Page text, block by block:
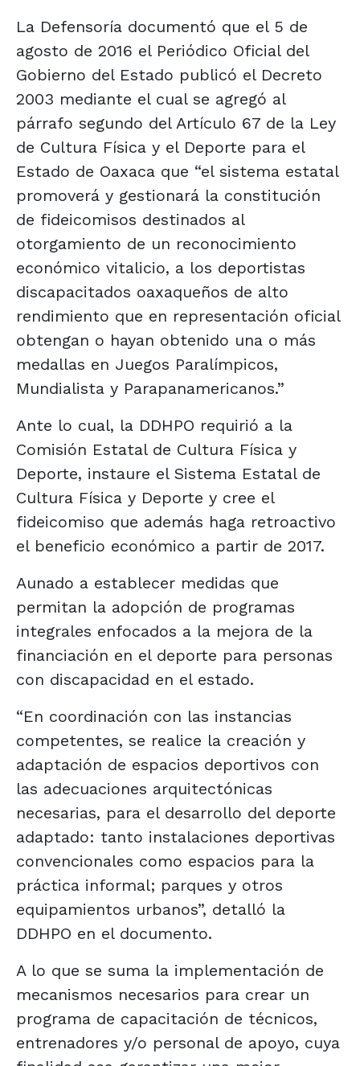
La Defensoría documentó que el 5 de
agosto de 2016 el Periódico Oficial del
Gobierno del Estado publicó el Decreto
2003 mediante el cual se agregó al
párrafo segundo del Artículo 67 de la Ley
de Cultura Física y el Deporte para el
Estado de Oaxaca que “el sistema estatal
promoverá y gestionará la constitución
de fideicomisos destinados al
otorgamiento de un reconocimiento
económico vitalicio, a los deportistas
discapacitados oaxaqueños de alto
rendimiento que en representación oficial
obtengan o hayan obtenido una o más
medallas en Juegos Paralímpicos,
Mundialista y Parapanamericanos.”
Ante lo cual, la DDHPO requirió a la
Comisión Estatal de Cultura Física y
Deporte, instaure el Sistema Estatal de
Cultura Física y Deporte y cree el
fideicomiso que además haga retroactivo
el beneficio económico a partir de 2017.
Aunado a establecer medidas que
permitan la adopción de programas
integrales enfocados a la mejora de la
financiación en el deporte para personas
con discapacidad en el estado.
“En coordinación con las instancias
competentes, se realice la creación y
adaptación de espacios deportivos con
las adecuaciones arquitectónicas
necesarias, para el desarrollo del deporte
adaptado: tanto instalaciones deportivas
convencionales como espacios para la
práctica informal; parques y otros
equipamientos urbanos”, detalló la
DDHPO en el documento.
A lo que se suma la implementación de
mecanismos necesarios para crear un
programa de capacitación de técnicos,
entrenadores y/o personal de apoyo, cuya